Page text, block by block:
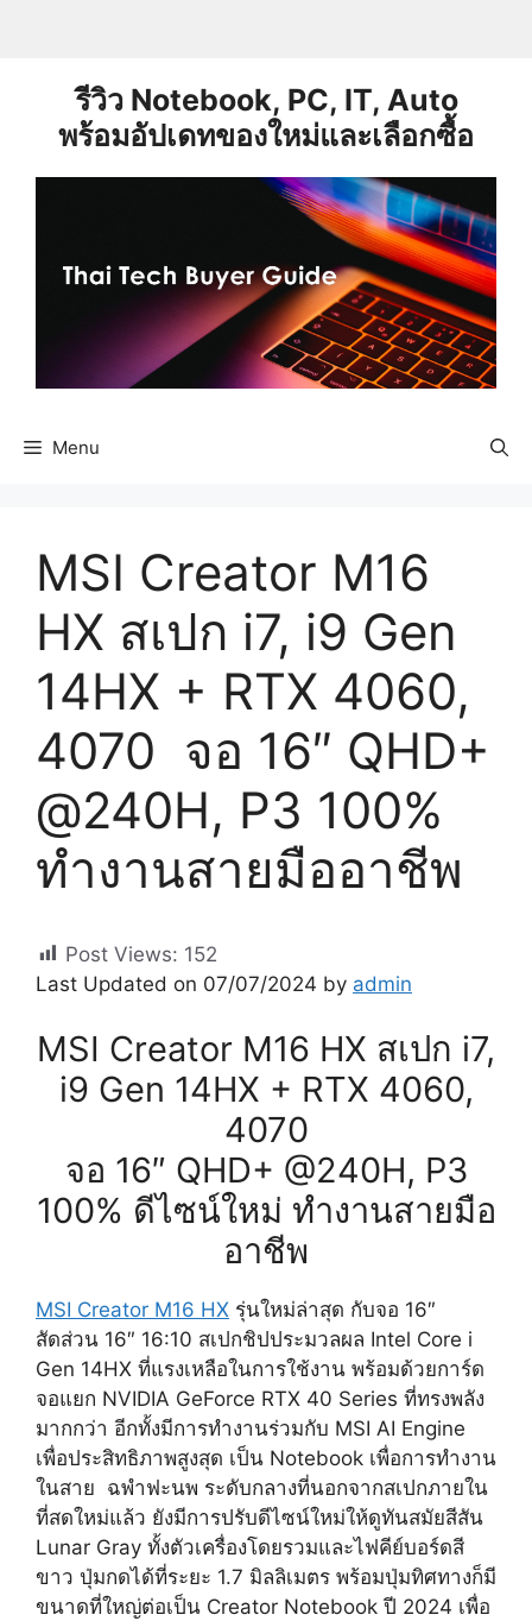
รีวิว Notebook, PC, IT, Auto
พร้อมอัปเดทของใหม่และเลือกซื้อ
Menu
MSI Creator M16
HX สเปก i7, i9 Gen
14HX + RTX 4060,
4070 จอ 16″ QHD+
@240H, P3 100%
ทำงานสายมืออาชีพ
Post Views: 152
Last Updated on 07/07/2024 by admin
MSI Creator M16 HX สเปก i7,
i9 Gen 14HX + RTX 4060,
4070
จอ 16″ QHD+ @240H, P3
100% ดีไซน์ใหม่ ทำงานสายมือ
อาชีพ
MSI Creator M16 HX รุ่นใหม่ล่าสุด กับจอ 16″
สัดส่วน 16″ 16:10 สเปกชิปประมวลผล Intel Core i
Gen 14HX ที่แรงเหลือในการใช้งาน พร้อมด้วยการ์ด
จอแยก NVIDIA GeForce RTX 40 Series ที่ทรงพลัง
มากกว่า อีกทั้งมีการทำงานร่วมกับ MSI AI Engine
เพื่อประสิทธิภาพสูงสุด เป็น Notebook เพื่อการทำงาน
ในสาย ฉพำฟะนพ ระดับกลางที่นอกจากสเปกภายใน
ที่สดใหม่แล้ว ยังมีการปรับดีไซน์ใหม่ให้ดูทันสมัยสีสัน
Lunar Gray ทั้งตัวเครื่องโดยรวมและไฟคีย์บอร์ดสี
ขาว ปุ่มกดได้ที่ระยะ 1.7 มิลลิเมตร พร้อมปุ่มทิศทางก็มี
ขนาดที่ใหญ่ต่อเป็น Creator Notebook ปี 2024 เพื่อ